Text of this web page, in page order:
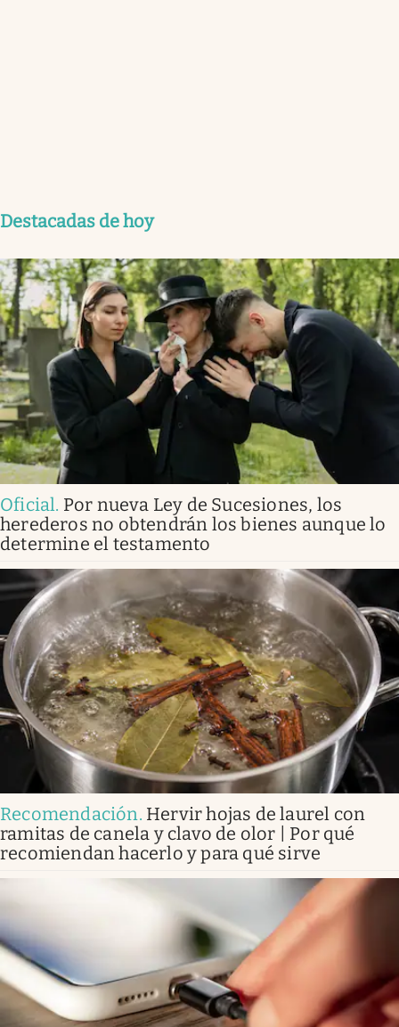
Destacadas de hoy
Oficial. Por nueva Ley de Sucesiones, los
herederos no obtendrán los bienes aunque lo
determine el testamento
Recomendación. Hervir hojas de laurel con
ramitas de canela y clavo de olor | Por qué
recomiendan hacerlo y para qué sirve